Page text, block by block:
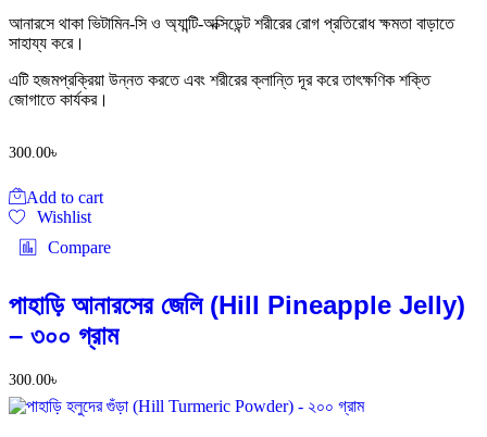
আনারসে থাকা ভিটামিন-সি ও অ্যান্টি-অক্সিডেন্ট শরীরের রোগ প্রতিরোধ ক্ষমতা বাড়াতে
সাহায্য করে।
এটি হজমপ্রক্রিয়া উন্নত করতে এবং শরীরের ক্লান্তি দূর করে তাৎক্ষণিক শক্তি
জোগাতে কার্যকর।
300.00৳
Add to cart
Wishlist
Compare
পাহাড়ি আনারসের জেলি (Hill Pineapple Jelly)
– ৩০০ গ্রাম
300.00৳